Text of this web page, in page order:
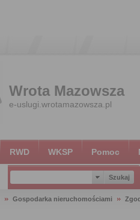
Wrota Mazowsza
e-uslugi.wrotamazowsza.pl
RWD WKSP Pomoc
Gospodarka nieruchomościami